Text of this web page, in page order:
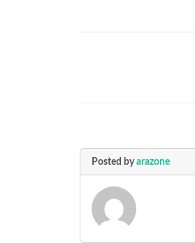
Posted byarazone